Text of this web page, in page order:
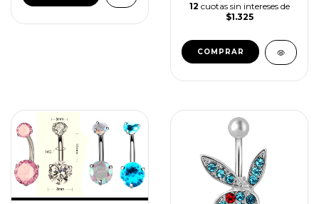
12 cuotas sin intereses de
$1.325